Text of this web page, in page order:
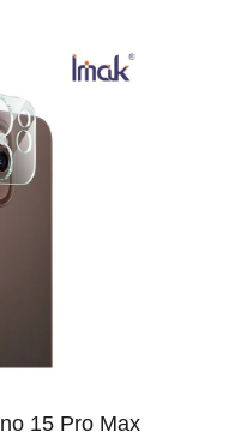
15 Pro Max